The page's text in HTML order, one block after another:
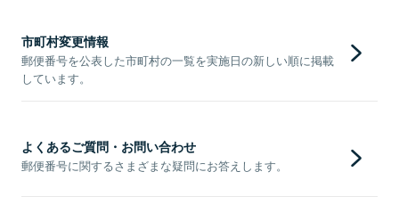
市町村変更情報
郵便番号を公表した市町村の一覧を実施日の新しい順に掲載
しています。
よくあるご質問・お問い合わせ
郵便番号に関するさまざまな疑問にお答えします。